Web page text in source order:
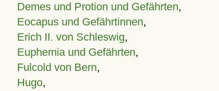
Demes und Protion und Gefährten,
Eocapus und Gefährtinnen,
Erich II. von Schleswig,
Euphemia und Gefährten,
Fulcold von Bern,
Hugo,